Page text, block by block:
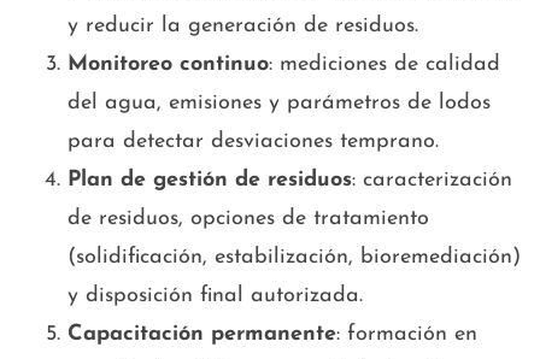
y reducir la generación de residuos.
Monitoreo continuo: mediciones de calidad
del agua, emisiones y parámetros de lodos
para detectar desviaciones temprano.
Plan de gestión de residuos: caracterización
de residuos, opciones de tratamiento
(solidificación, estabilización, bioremediación)
y disposición final autorizada.
Capacitación permanente: formación en